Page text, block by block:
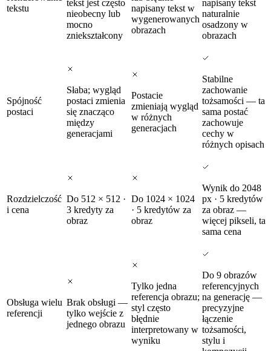
tekstu
tekst jest często
nieobecny lub
mocno
zniekształcony
napisany tekst w
wygenerowanych
obrazach
napisany tekst
naturalnie
osadzony w
obrazach
Spójność
postaci
Słaba; wygląd
postaci zmienia
się znacząco
między
generacjami
Postacie
zmieniają wygląd
w różnych
generacjach
Stabilne
zachowanie
tożsamości — ta
sama postać
zachowuje
cechy w
różnych opisach
Rozdzielczość
i cena
Do 512 × 512 ·
3 kredyty za
obraz
Do 1024 × 1024
· 5 kredytów za
obraz
Wynik do 2048
px · 5 kredytów
za obraz —
więcej pikseli, ta
sama cena
Obsługa wielu
referencji
Brak obsługi —
tylko wejście z
jednego obrazu
Tylko jedna
referencja obrazu;
styl często
błędnie
interpretowany w
wyniku
Do 9 obrazów
referencyjnych
na generację —
precyzyjne
łączenie
tożsamości,
stylu i